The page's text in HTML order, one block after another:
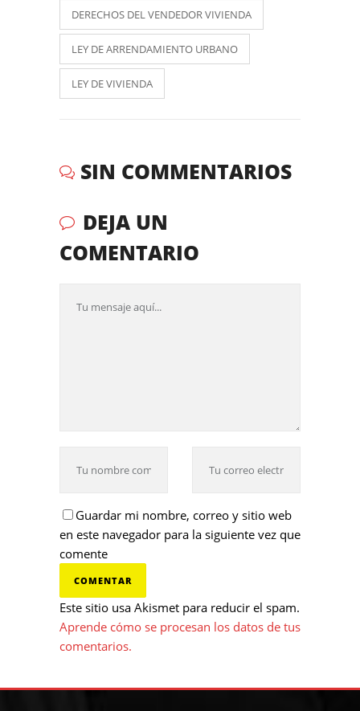
DERECHOS DEL VENDEDOR VIVIENDA
LEY DE ARRENDAMIENTO URBANO
LEY DE VIVIENDA
SIN COMMENTARIOS
DEJA UN
COMENTARIO
Guardar mi nombre, correo y sitio web
en este navegador para la siguiente vez que
comente
Este sitio usa Akismet para reducir el spam.
Aprende cómo se procesan los datos de tus
comentarios.